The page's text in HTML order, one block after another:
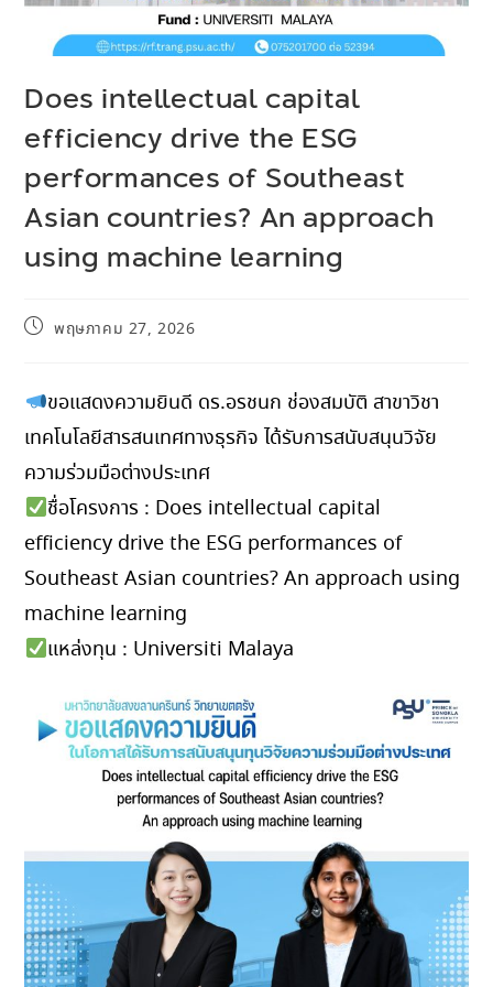
Does intellectual capital
efficiency drive the ESG
performances of Southeast
Asian countries? An approach
using machine learning
พฤษภาคม 27, 2026
ขอแสดงความยินดี ดร.อรชนก ช่องสมบัติ สาขาวิชา
เทคโนโลยีสารสนเทศทางธุรกิจ ได้รับการสนับสนุนวิจัย
ความร่วมมือต่างประเทศ
ชื่อโครงการ : Does intellectual capital
efficiency drive the ESG performances of
Southeast Asian countries? An approach using
machine learning
แหล่งทุน : Universiti Malaya